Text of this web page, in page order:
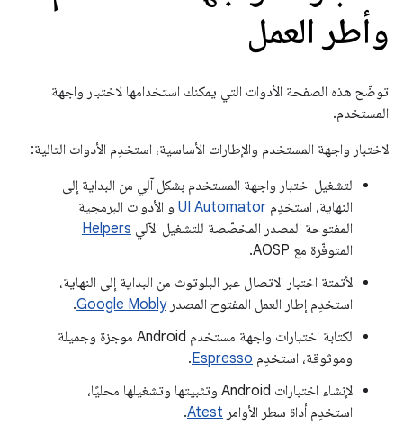
وأطر العمل
توضّح هذه الصفحة الأدوات التي يمكنك استخدامها لاختبار واجهة
المستخدم.
لاختبار واجهة المستخدم والإطارات الأساسية، استخدِم الأدوات التالية:
لتشغيل اختبار واجهة المستخدم بشكل آلي من البداية إلى
النهاية، استخدِم UI Automator و الأدوات البرمجية
المفتوحة المصدر المخصّصة للتشغيل الآلي Helpers
المتوفّرة مع AOSP.
لأتمتة اختبار الاتصال عبر البلوتوث من البداية إلى النهاية،
استخدِم إطار العمل المفتوح المصدرGoogle Mobly
.
لكتابة اختبارات واجهة مستخدم Android موجزة وجميلة
وموثوقة، استخدِم Espresso
.
لإنشاء اختبارات Android وتثبيتها وتشغيلها محليًا،
استخدِم أداة سطر الأوامر Atest
.